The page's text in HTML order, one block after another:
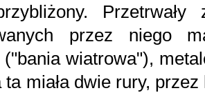
przez niego
wiatrowa"),
ta miała dwie rury,